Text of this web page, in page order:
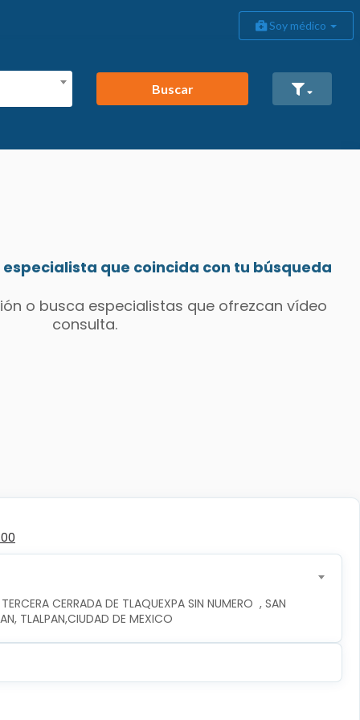
Soy médico
Buscar
que coincida con tu búsqueda
o busca especialistas que ofrezcan vídeo
consulta.
CERRADA DE TLAQUEXPA SIN NUMERO  , SAN
TLALPAN,CIUDAD DE MEXICO